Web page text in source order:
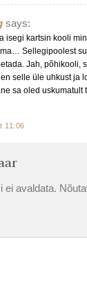
says:
isegi kartsin kooli
Sellegipoolest
Jah, põhikooli,
selle üle uhkust ja
sa oled uskumatult
11:06
ei avaldata.